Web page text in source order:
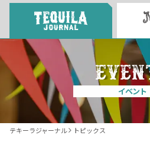
About
テキーラとは
イベント
テキーラジャーナル トピックス